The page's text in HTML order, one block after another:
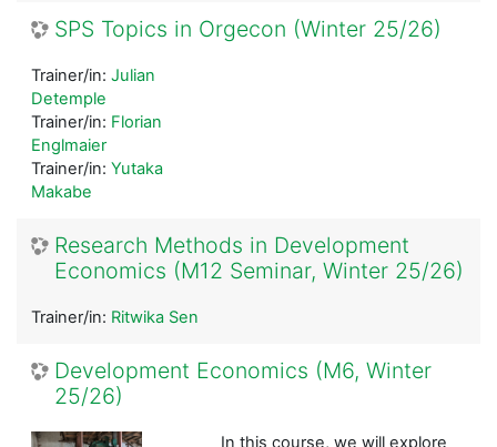
SPS Topics in Orgecon (Winter 25/26)
Trainer/in: Julian
Detemple
Trainer/in: Florian
Englmaier
Trainer/in: Yutaka
Makabe
Research Methods in Development
Economics (M12 Seminar, Winter 25/26)
Trainer/in: Ritwika Sen
Development Economics (M6, Winter
25/26)
In this course, we will explore